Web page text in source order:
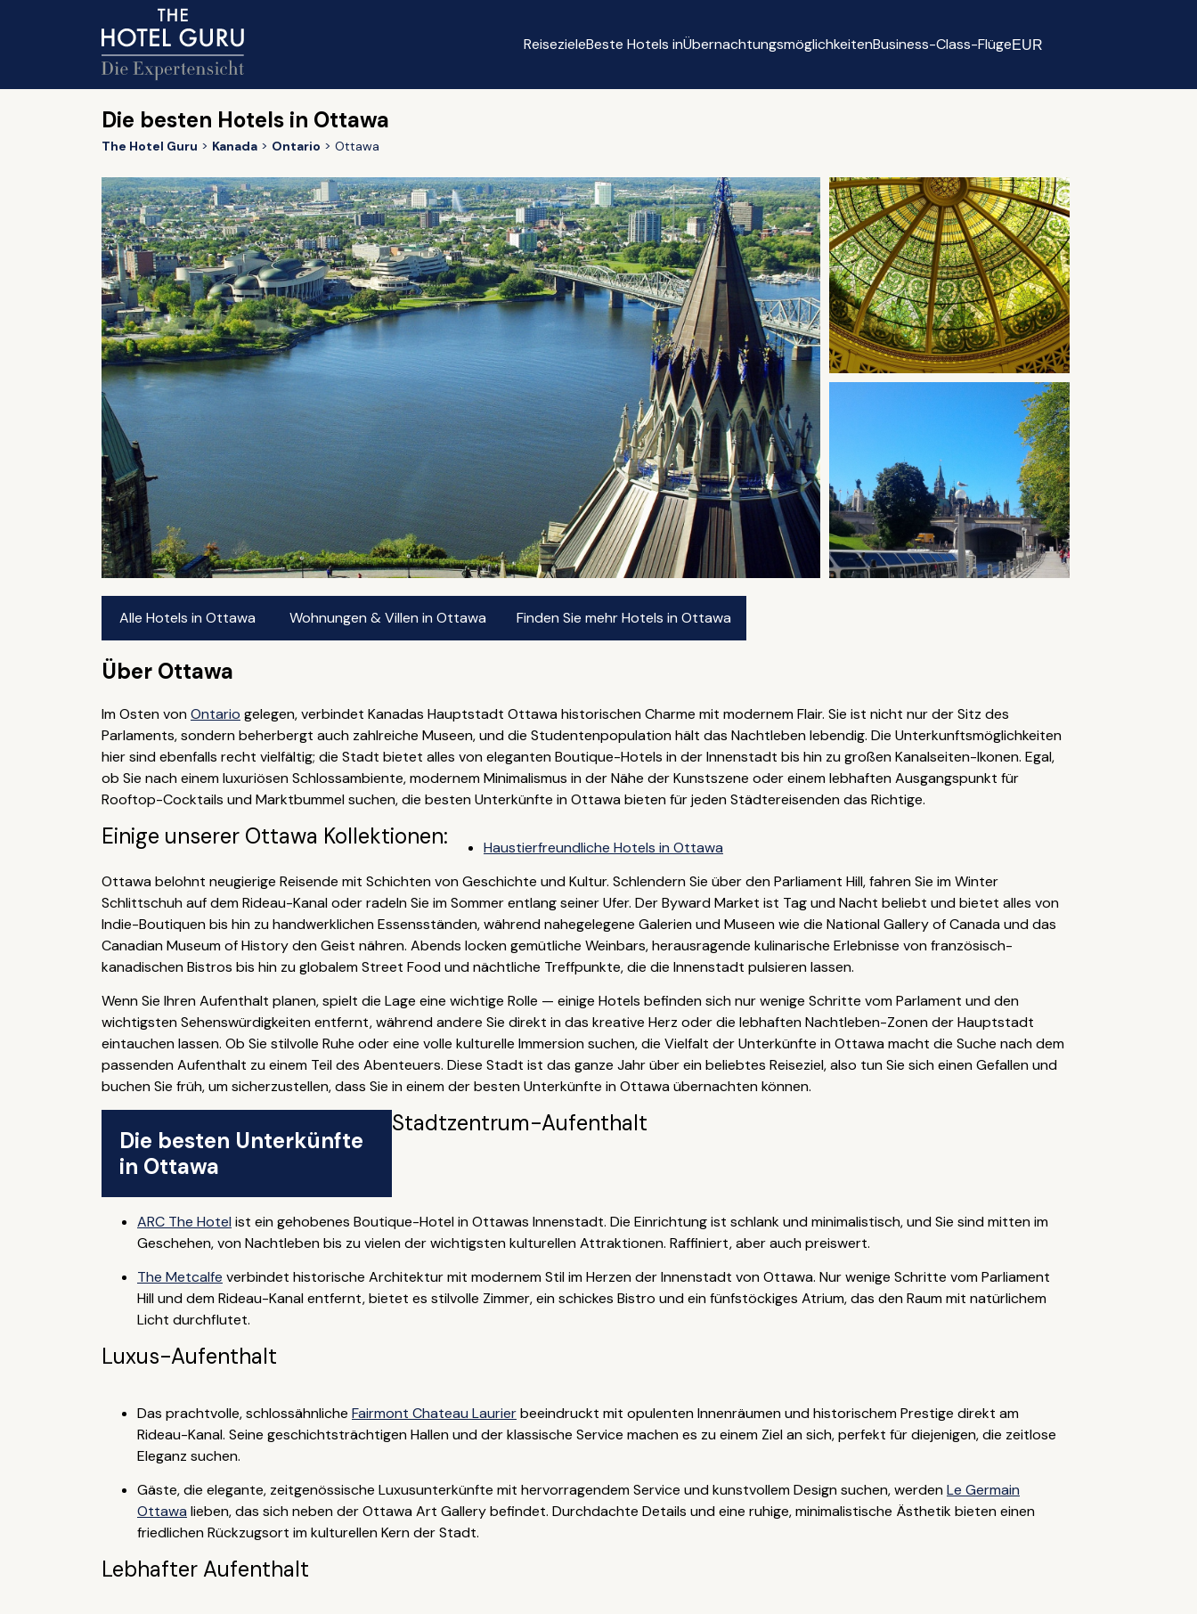
ReisezieleBeste Hotels inÜbernachtungsmöglichkeitenBusiness-Class-FlügeEUR
Die besten Hotels in Ottawa
The Hotel Guru Kanada Ontario Ottawa
Alle Hotels in Ottawa Wohnungen & Villen in Ottawa Finden Sie mehr Hotels in Ottawa
Über Ottawa
Im Osten vonOntario gelegen, verbindet Kanadas Hauptstadt Ottawa historischen Charme mit modernem Flair. Sie ist nicht nur der Sitz des
Parlaments, sondern beherbergt auch zahlreiche Museen, und die Studentenpopulation hält das Nachtleben lebendig. Die Unterkunftsmöglichkeiten
hier sind ebenfalls recht vielfältig; die Stadt bietet alles von eleganten Boutique-Hotels in der Innenstadt bis hin zu großen Kanalseiten-Ikonen. Egal,
ob Sie nach einem luxuriösen Schlossambiente, modernem Minimalismus in der Nähe der Kunstszene oder einem lebhaften Ausgangspunkt für
Rooftop-Cocktails und Marktbummel suchen, die besten Unterkünfte in Ottawa bieten für jeden Städtereisenden das Richtige.
Einige unserer Ottawa Kollektionen:
Haustierfreundliche Hotels in Ottawa
Ottawa belohnt neugierige Reisende mit Schichten von Geschichte und Kultur. Schlendern Sie über den Parliament Hill, fahren Sie im Winter
Schlittschuh auf dem Rideau-Kanal oder radeln Sie im Sommer entlang seiner Ufer. Der Byward Market ist Tag und Nacht beliebt und bietet alles von
Indie-Boutiquen bis hin zu handwerklichen Essensständen, während nahegelegene Galerien und Museen wie die National Gallery of Canada und das
Canadian Museum of History den Geist nähren. Abends locken gemütliche Weinbars, herausragende kulinarische Erlebnisse von französisch-
kanadischen Bistros bis hin zu globalem Street Food und nächtliche Treffpunkte, die die Innenstadt pulsieren lassen.
Wenn Sie Ihren Aufenthalt planen, spielt die Lage eine wichtige Rolle — einige Hotels befinden sich nur wenige Schritte vom Parlament und den
wichtigsten Sehenswürdigkeiten entfernt, während andere Sie direkt in das kreative Herz oder die lebhaften Nachtleben-Zonen der Hauptstadt
eintauchen lassen. Ob Sie stilvolle Ruhe oder eine volle kulturelle Immersion suchen, die Vielfalt der Unterkünfte in Ottawa macht die Suche nach dem
passenden Aufenthalt zu einem Teil des Abenteuers. Diese Stadt ist das ganze Jahr über ein beliebtes Reiseziel, also tun Sie sich einen Gefallen und
buchen Sie früh, um sicherzustellen, dass Sie in einem der besten Unterkünfte in Ottawa übernachten können.
Die besten Unterkünfte
in Ottawa
Stadtzentrum-Aufenthalt
ARC The Hotel ist ein gehobenes Boutique-Hotel in Ottawas Innenstadt. Die Einrichtung ist schlank und minimalistisch, und Sie sind mitten im
Geschehen, von Nachtleben bis zu vielen der wichtigsten kulturellen Attraktionen. Raffiniert, aber auch preiswert.
The Metcalfe verbindet historische Architektur mit modernem Stil im Herzen der Innenstadt von Ottawa. Nur wenige Schritte vom Parliament
Hill und dem Rideau-Kanal entfernt, bietet es stilvolle Zimmer, ein schickes Bistro und ein fünfstöckiges Atrium, das den Raum mit natürlichem
Licht durchflutet.
Luxus-Aufenthalt
Das prachtvolle, schlossähnliche Fairmont Chateau Laurierbeeindruckt mit opulenten Innenräumen und historischem Prestige direkt am
Rideau-Kanal. Seine geschichtsträchtigen Hallen und der klassische Service machen es zu einem Ziel an sich, perfekt für diejenigen, die zeitlose
Eleganz suchen.
Gäste, die elegante, zeitgenössische Luxusunterkünfte mit hervorragendem Service und kunstvollem Design suchen, werdenLe Germain
Ottawa lieben, das sich neben der Ottawa Art Gallery befindet. Durchdachte Details und eine ruhige, minimalistische Ästhetik bieten einen
friedlichen Rückzugsort im kulturellen Kern der Stadt.
Lebhafter Aufenthalt